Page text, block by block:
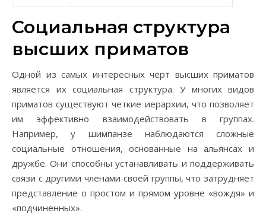
Социальная структура
высших приматов
Одной из самых интересных черт высших приматов
является их социальная структура. У многих видов
приматов существуют четкие иерархии, что позволяет
им эффективно взаимодействовать в группах.
Например, у шимпанзе наблюдаются сложные
социальные отношения, основанные на альянсах и
дружбе. Они способны устанавливать и поддерживать
связи с другими членами своей группы, что затрудняет
представление о простом и прямом уровне «вождя» и
«подчиненных».